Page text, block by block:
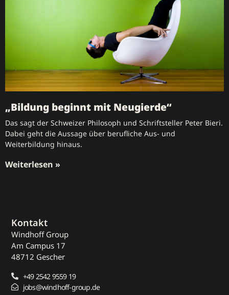
„Bildung beginnt mit Neugierde“
Das sagt der Schweizer Philosoph und Schriftsteller Peter Bieri.
Dabei geht die Aussage über berufliche Aus- und
Weiterbildung hinaus.
Weiterlesen »
Kontakt
Windhoff Group
Am Campus 17
48712 Gescher
+49 2542 9559 19
jobs@windhoff-group.de